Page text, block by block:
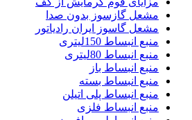
مشعل گازسوز بدون صدا
مشعل گاسوز ایران رادیاتور
منبع انبساط 150لیتری
منبع انبساط 80لیتری
منبع انبساط باز
منبع انبساط بسته
منبع انبساط پلی اتیلن
منبع انبساط فلزی